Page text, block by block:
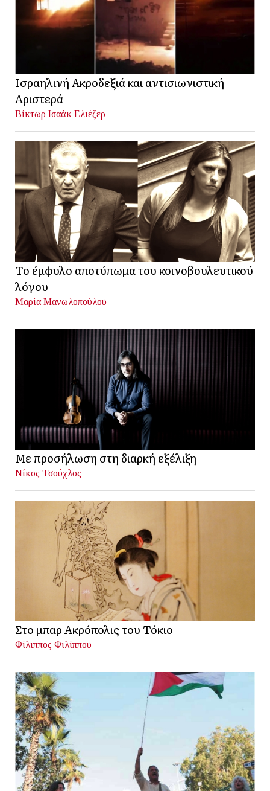
Ισραηλινή Ακροδεξιά και αντισιωνιστική
Αριστερά
Βίκτωρ Ισαάκ Ελιέζερ
Το έμφυλο αποτύπωμα του κοινοβουλευτικού
λόγου
Μαρία Μανωλοπούλου
Με προσήλωση στη διαρκή εξέλιξη
Νίκος Τσούχλος
Στο μπαρ Ακρόπολις του Τόκιο
Φίλιππος Φιλίππου